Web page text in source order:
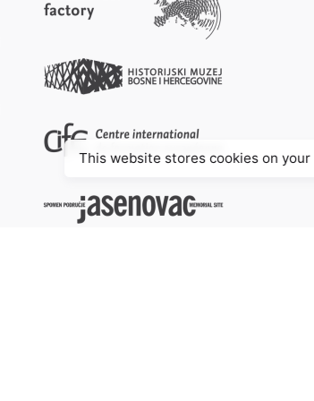
This website stores cookies on